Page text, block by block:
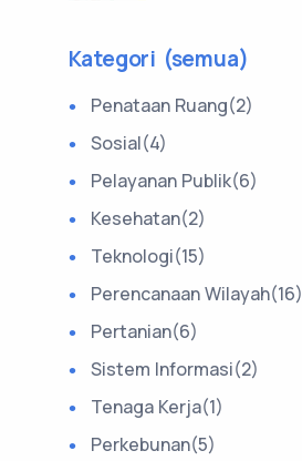
Kategori (semua)
Penataan Ruang(2)
Sosial(4)
Pelayanan Publik(6)
Kesehatan(2)
Teknologi(15)
Perencanaan Wilayah(16)
Pertanian(6)
Sistem Informasi(2)
Tenaga Kerja(1)
Perkebunan(5)